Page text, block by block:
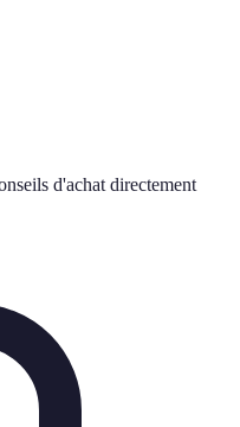
d'achat directement